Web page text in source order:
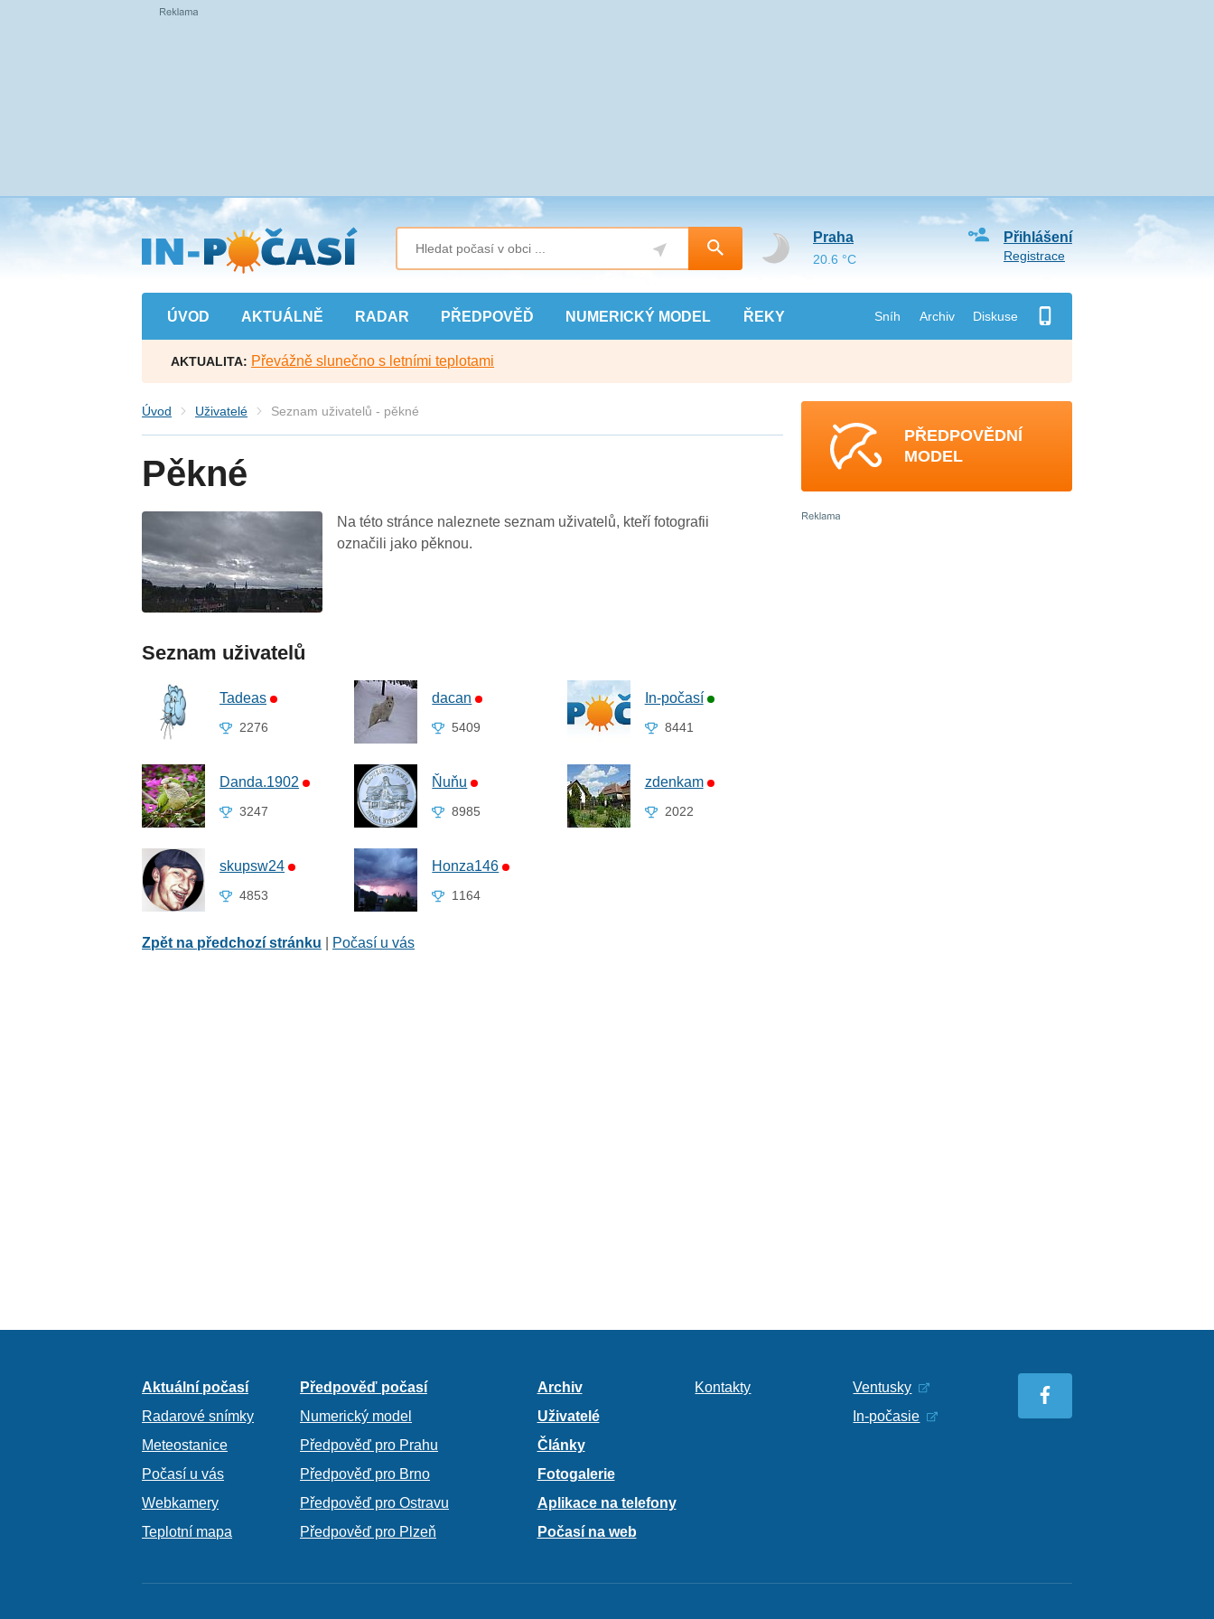
Přejít
na
hlavní
obsah
ÚVOD AKTUÁLNĚ RADAR PŘEDPOVĚĎ NUMERICKÝ MODEL ŘEKY Sníh Archiv Diskuse
Přihlášení
Registrace
Praha
20.6 °C
AKTUALITA: Převážně slunečno s letními teplotami
Úvod Uživatelé Seznam uživatelů - pěkné
Pěkné
Na této stránce naleznete seznam uživatelů, kteří fotografii
označili jako pěknou.
Seznam uživatelů
Tadeas
2276
dacan
5409
In-počasí
8441
Danda.1902
3247
Ňuňu
8985
zdenkam
2022
skupsw24
4853
Honza146
1164
Zpět na předchozí stránku Počasí u vás
PŘEDPOVĚDNÍ
MODEL
Aktuální počasí
Radarové snímky
Meteostanice
Počasí u vás
Webkamery
Teplotní mapa
Předpověď počasí
Numerický model
Předpověď pro Prahu
Předpověď pro Brno
Předpověď pro Ostravu
Předpověď pro Plzeň
Archiv
Uživatelé
Články
Fotogalerie
Aplikace na telefony
Počasí na web
Kontakty
Ventusky
In-počasie